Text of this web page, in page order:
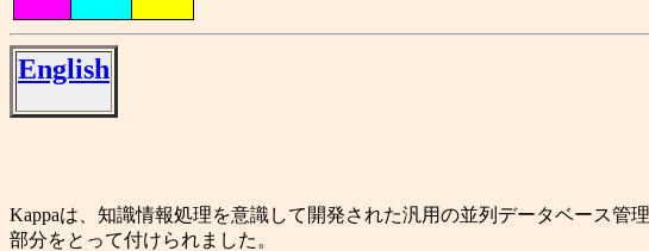
English
Kappaは、知識情報処理を意識して開発された汎用の並列データベース管理
部分をとって付けられました。